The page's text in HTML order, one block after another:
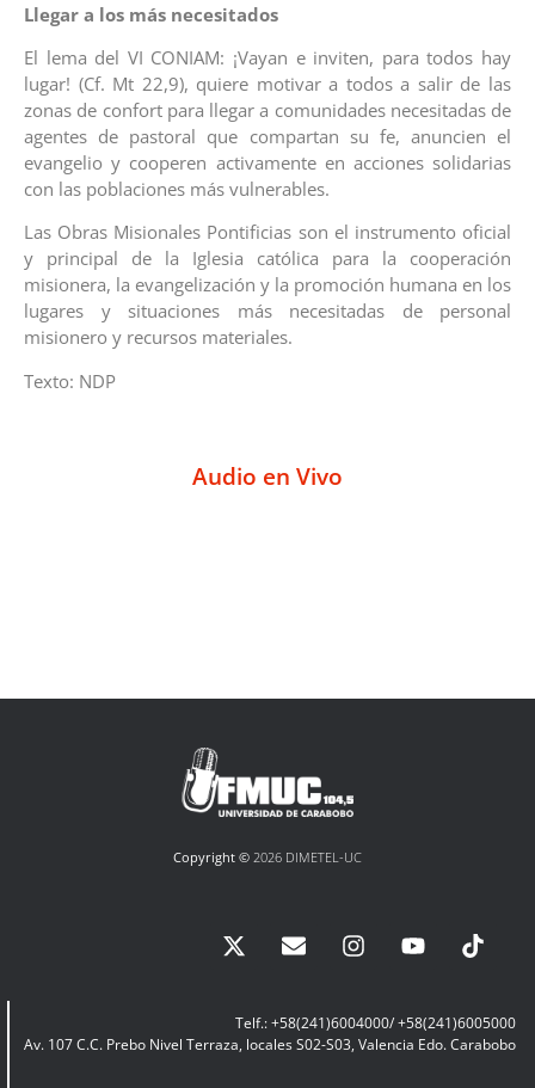
Llegar a los más necesitados
El lema del VI CONIAM: ¡Vayan e inviten, para todos hay
lugar! (Cf. Mt 22,9), quiere motivar a todos a salir de las
zonas de confort para llegar a comunidades necesitadas de
agentes de pastoral que compartan su fe, anuncien el
evangelio y cooperen activamente en acciones solidarias
con las poblaciones más vulnerables.
Las Obras Misionales Pontificias son el instrumento oficial
y principal de la Iglesia católica para la cooperación
misionera, la evangelización y la promoción humana en los
lugares y situaciones más necesitadas de personal
misionero y recursos materiales.
Texto: NDP
Audio en Vivo
Copyright © 2026 DIMETEL-UC
Telf.: +58(241)6004000/ +58(241)6005000
Av. 107 C.C. Prebo Nivel Terraza, locales S02-S03, Valencia Edo. Carabobo